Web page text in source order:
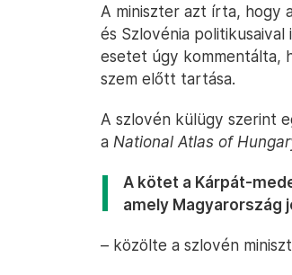
A miniszter azt írta, hogy
és Szlovénia
esetet úgy kommentálta,
szem előtt tartása.
A szlovén külügy szerint
a National Atlas of
A kötet a Kárpát-
amely Magyarország
– közölte a szlovén